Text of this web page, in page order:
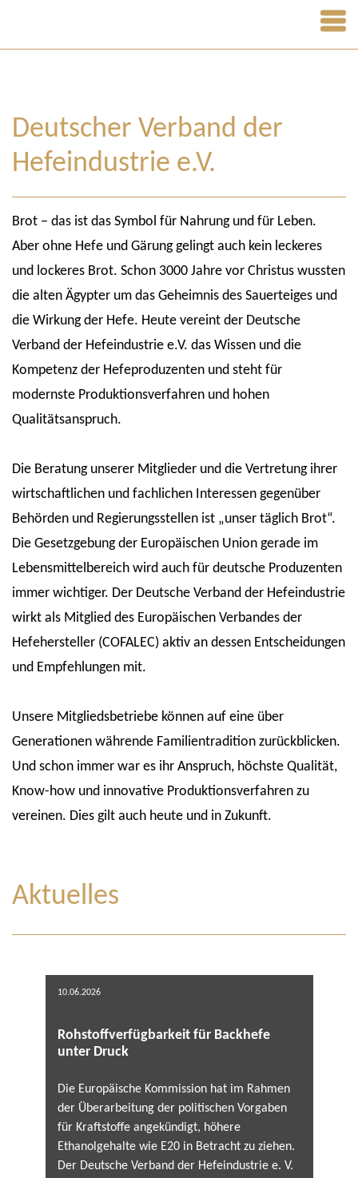
Deutscher Verband der
Hefeindustrie e.V.
Brot – das ist das Symbol für Nahrung und für Leben.
Aber ohne Hefe und Gärung gelingt auch kein leckeres
und lockeres Brot. Schon 3000 Jahre vor Christus wussten
die alten Ägypter um das Geheimnis des Sauerteiges und
die Wirkung der Hefe. Heute vereint der Deutsche
Verband der Hefeindustrie e.V. das Wissen und die
Kompetenz der Hefeproduzenten und steht für
modernste Produktionsverfahren und hohen
Qualitätsanspruch.
Die Beratung unserer Mitglieder und die Vertretung ihrer
wirtschaftlichen und fachlichen Interessen gegenüber
Behörden und Regierungsstellen ist „unser täglich Brot“.
Die Gesetzgebung der Europäischen Union gerade im
Lebensmittelbereich wird auch für deutsche Produzenten
immer wichtiger. Der Deutsche Verband der Hefeindustrie
wirkt als Mitglied des Europäischen Verbandes der
Hefehersteller (COFALEC) aktiv an dessen Entscheidungen
und Empfehlungen mit.
Unsere Mitgliedsbetriebe können auf eine über
Generationen währende Familientradition zurückblicken.
Und schon immer war es ihr Anspruch, höchste Qualität,
Know-how und innovative Produktionsverfahren zu
vereinen. Dies gilt auch heute und in Zukunft.
Aktuelles
10.06.2026
Rohstoffverfügbarkeit für Backhefe
unter Druck
Die Europäische Kommission hat im Rahmen
der Überarbeitung der politischen Vorgaben
für Kraftstoffe angekündigt, höhere
Ethanolgehalte wie E20 in Betracht zu ziehen.
Der Deutsche Verband der Hefeindustrie e. V.